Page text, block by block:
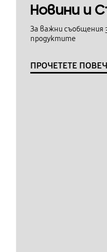
Новини и
За важни съобщения
продуктите
ПРОЧЕТЕТЕ